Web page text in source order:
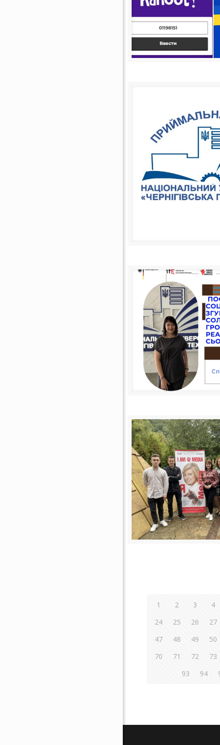
1 2 3
4
24
25 26
27
47
48 49
50
70
71 72
73
93
94